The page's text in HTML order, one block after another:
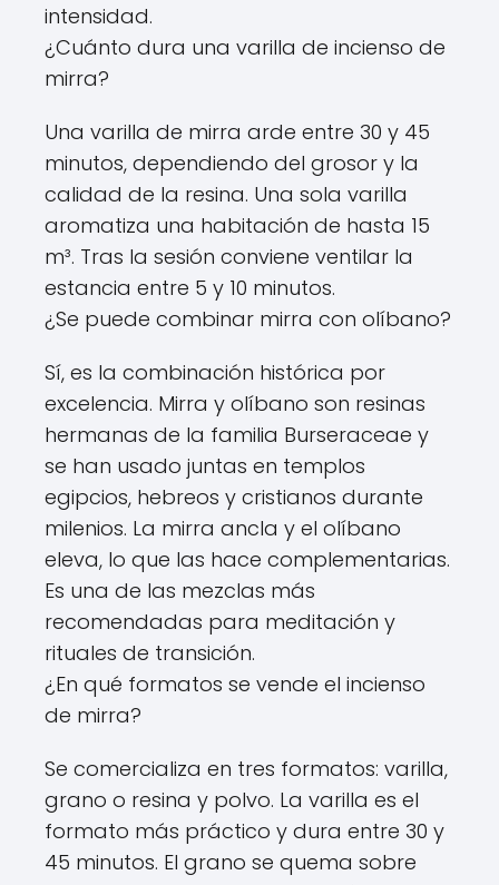
intensidad.
¿Cuánto dura una varilla de incienso de
mirra?
Una varilla de mirra arde entre 30 y 45
minutos, dependiendo del grosor y la
calidad de la resina. Una sola varilla
aromatiza una habitación de hasta 15
m³. Tras la sesión conviene ventilar la
estancia entre 5 y 10 minutos.
¿Se puede combinar mirra con olíbano?
Sí, es la combinación histórica por
excelencia. Mirra y olíbano son resinas
hermanas de la familia Burseraceae y
se han usado juntas en templos
egipcios, hebreos y cristianos durante
milenios. La mirra ancla y el olíbano
eleva, lo que las hace complementarias.
Es una de las mezclas más
recomendadas para meditación y
rituales de transición.
¿En qué formatos se vende el incienso
de mirra?
Se comercializa en tres formatos: varilla,
grano o resina y polvo. La varilla es el
formato más práctico y dura entre 30 y
45 minutos. El grano se quema sobre